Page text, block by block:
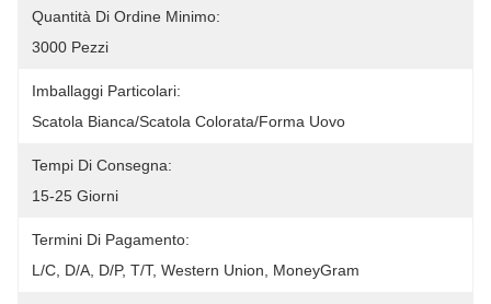
Quantità Di Ordine Minimo:
3000 Pezzi
Imballaggi Particolari:
Scatola Bianca/scatola Colorata/forma Uovo
Tempi Di Consegna:
15-25 Giorni
Termini Di Pagamento:
L/C, D/A, D/P, T/T, Western Union, MoneyGram